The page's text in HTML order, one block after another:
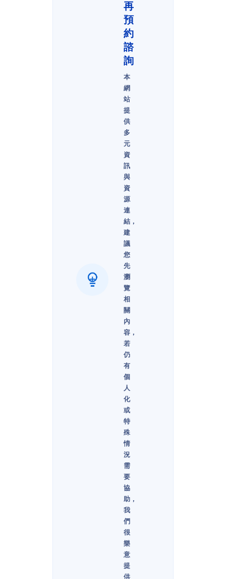
再
預
約
諮
詢
本
網
站
提
供
多
元
資
訊
與
資
源
連
結，
建
議
您
先
瀏
覽
相
關
內
容，
若
仍
有
個
人
化
或
特
殊
情
況
需
要
協
助，
我
們
很
樂
意
提
供